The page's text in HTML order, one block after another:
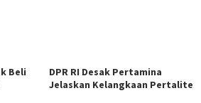
Beli
DPR RI Desak Pertamina
Jelaskan Kelangkaan Pertalite